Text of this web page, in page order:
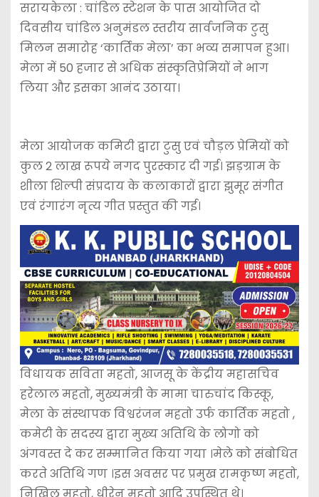
सरायकेला : चांडिल स्टेशन के पास आयोजित दो
दिवसीय चांडिल अनुमंडल स्तरीय सार्वजनिक टुसु
मिलन समारोह ‘कार्तिक मेला’ का भव्य समापन हुआ।
मेला में 50 हजार से अधिक संस्कृतिप्रेमियों ने भाग
लिया और इसका आनंद उठाया।
मेला आयोजक कमिटी द्वारा टुसु एवं चौड़ल प्रेमियों को
कुल 2 लाख रूपये नगद पुरस्कार दी गई। झड़ग्राम के
शीला शिल्पी संप्रदाय के कलाकारों द्वारा झुमूर संगीत
एवं रंगारंग नृत्य गीत प्रस्तुत की गई।
विधायक सविता महतो, आजसू के केंद्रीय महासचिव
हरेलाल महतो, मुख्यमंत्री के मामा चारुचांद किस्कू,
मेला के संस्थापक विश्वरंजन महतो उर्फ कार्तिक महतो ,
कमेटी के सदस्य द्वारा मुख्य अतिथि के लोगो को
अंगवस्त दे कर सम्मानित किया गया ।मेले को संबोधित
करते अतिथि गण ।इस अवसर पर प्रमुख रामकृष्ण महतो,